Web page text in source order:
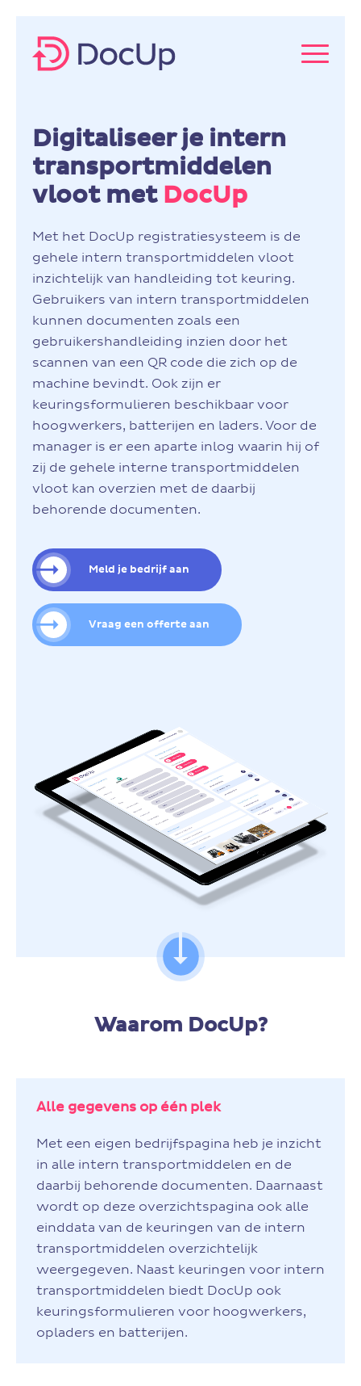
Digitaliseer je intern
transportmiddelen
vloot met DocUp
Met het DocUp registratiesysteem is de
gehele intern transportmiddelen vloot
inzichtelijk van handleiding tot keuring.
Gebruikers van intern transportmiddelen
kunnen documenten zoals een
gebruikershandleiding inzien door het
scannen van een QR code die zich op de
machine bevindt. Ook zijn er
keuringsformulieren beschikbaar voor
hoogwerkers, batterijen en laders. Voor de
manager is er een aparte inlog waarin hij of
zij de gehele interne transportmiddelen
vloot kan overzien met de daarbij
behorende documenten.
Meld je bedrijf aan
Vraag een offerte aan
Waarom DocUp?
Alle gegevens op één plek
Met een eigen bedrijfspagina heb je inzicht
in alle intern transportmiddelen en de
daarbij behorende documenten. Daarnaast
wordt op deze overzichtspagina ook alle
einddata van de keuringen van de intern
transportmiddelen overzichtelijk
weergegeven. Naast keuringen voor intern
transportmiddelen biedt DocUp ook
keuringsformulieren voor hoogwerkers,
opladers en batterijen.